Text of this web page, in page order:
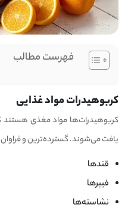
فهرست مطالب
کربوهیدرات مواد غذایی
کربوهیدرات‌ها مواد مغذی هستند
یافت می‌شوند. گسترده‌ترین و
قندها
فیبرها
نشاسته‌ها